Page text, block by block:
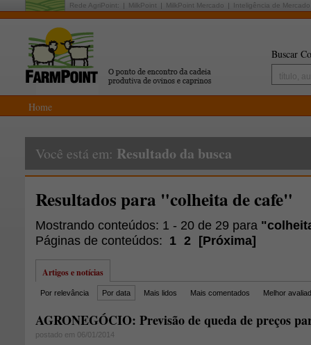
Rede AgriPoint: MilkPoint MilkPoint Mercado Inteligência de Mercado
Buscar
Home
Você está em: Resultado da busca
Resultados para "colheita de cafe"
Mostrando conteúdos: 1 - 20 de 29 para
Páginas de conteúdos: 1 2 [Próxima]
Artigos e notícias
Por relevância Por data Mais lidos Mais comentados Melhor
AGRONEGÓCIO: Previsão de queda de preços
postado em 06/01/2014